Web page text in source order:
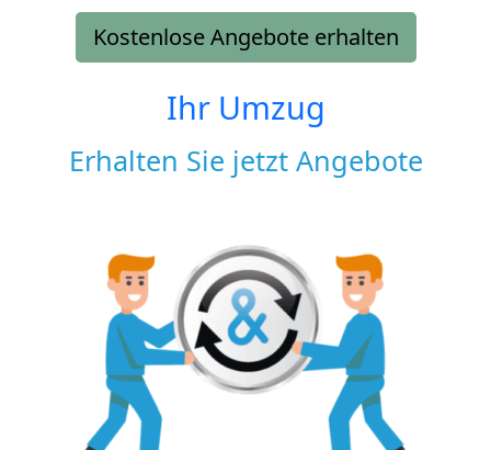
Kostenlose Angebote erhalten
Ihr Umzug
Erhalten Sie jetzt Angebote